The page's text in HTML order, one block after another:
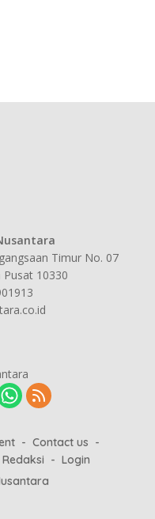
Timur No. 07
Pusat 10330
Contact us
Redaksi
Login